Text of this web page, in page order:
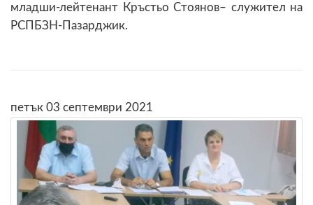
младши-лейтенант Кръстьо Стоянов– служител на
РСПБЗН-Пазарджик.
петък 03 септември 2021